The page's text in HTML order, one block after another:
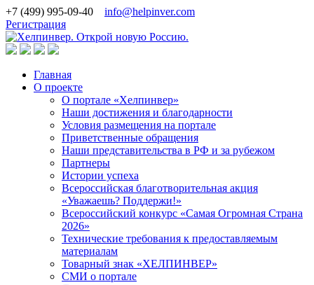
+7 (499) 995-09-40
info@helpinver.com
Регистрация
Главная
О проекте
О портале «Хелпинвер»
Наши достижения и благодарности
Условия размещения на портале
Приветственные обращения
Наши представительства в РФ и за рубежом
Партнеры
Истории успеха
Всероссийская благотворительная акция
«Уважаешь? Поддержи!»
Всероссийский конкурс «Самая Огромная Страна
2026»
Технические требования к предоставляемым
материалам
Товарный знак «ХЕЛПИНВЕР»
СМИ о портале